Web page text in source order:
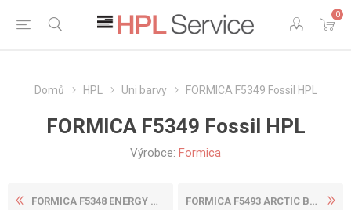
0
Domů HPL Uni barvy FORMICA F5349 Fossil HPL
FORMICA F5349 Fossil HPL
Výrobce: Formica
FORMICA F5348 ENERGY HPL FORMICA F5493 ARCTIC BLUE H...